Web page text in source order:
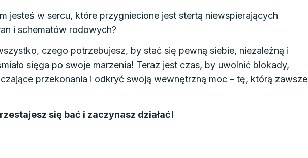
jesteś w sercu, które przygniecione jest stertą niewspierających
i schematów rodowych?
czego potrzebujesz, by stać się pewną siebie, niezależną i
sięga po swoje marzenia! Teraz jest czas, by uwolnić blokady,
przekonania i odkryć swoją wewnętrzną moc – tę, którą zawsze
się bać i zaczynasz działać!